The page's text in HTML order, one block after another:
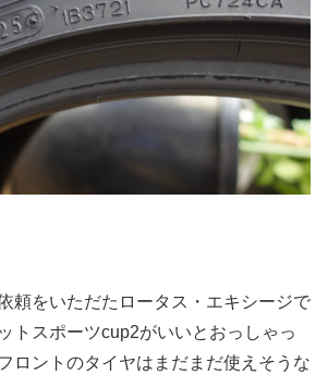
頼をいただたロータス・エキシージで
トスポーツcup2がいいとおっしゃっ
ロントのタイヤはまだまだ使えそうな